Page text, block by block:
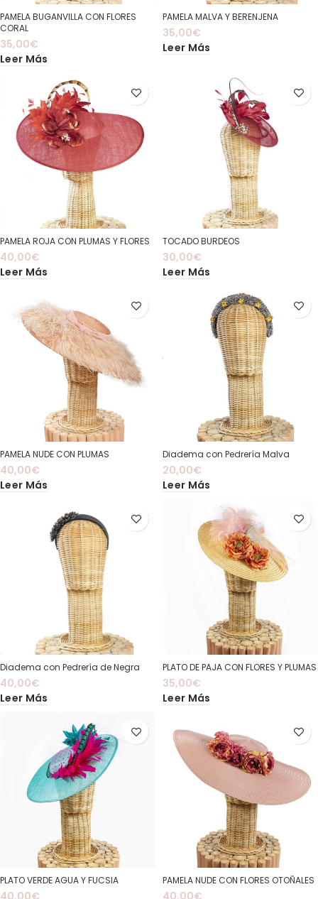
PAMELA BUGANVILLA CON FLORES
CORAL
35,00€
Leer Más
PAMELA MALVA Y BERENJENA
35,00€
Leer Más
PAMELA ROJA CON PLUMAS Y FLORES
40,00€
Leer Más
TOCADO BURDEOS
30,00€
Leer Más
PAMELA NUDE CON PLUMAS
40,00€
Leer Más
Diadema con Pedrería Malva
20,00€
Leer Más
Diadema con Pedrería de Negra
40,00€
Leer Más
PLATO DE PAJA CON FLORES Y PLUMAS
35,00€
Leer Más
PLATO VERDE AGUA Y FUCSIA PAMELA NUDE CON FLORES OTOÑALES